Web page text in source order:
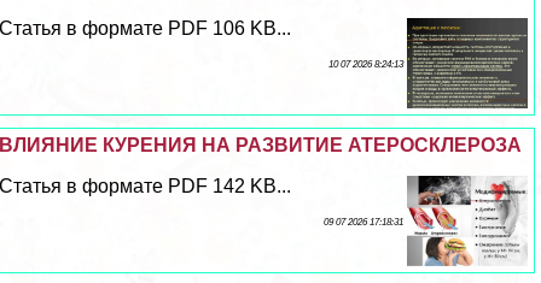
Статья в формате PDF 106 KB...
10 07 2026 8:24:13
ВЛИЯНИЕ КУРЕНИЯ НА РАЗВИТИЕ АТЕРОСКЛЕРОЗА
Статья в формате PDF 142 KB...
09 07 2026 17:18:31